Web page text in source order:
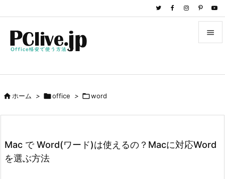

前へ
次へ
ホーム > office > word
Mac で Word(ワード)は使えるの？Macに対応Word
を選ぶ方法